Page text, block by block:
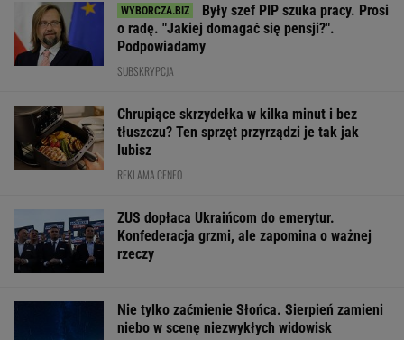
Były szef PIP szuka pracy. Prosi
o radę. "Jakiej domagać się pensji?".
Podpowiadamy
SUBSKRYPCJA
Chrupiące skrzydełka w kilka minut i bez
tłuszczu? Ten sprzęt przyrządzi je tak jak
lubisz
REKLAMA CENEO
ZUS dopłaca Ukraińcom do emerytur.
Konfederacja grzmi, ale zapomina o ważnej
rzeczy
Nie tylko zaćmienie Słońca. Sierpień zamieni
niebo w scenę niezwykłych widowisk